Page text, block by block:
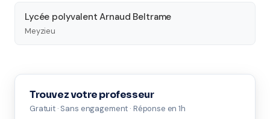
Lycée polyvalent Arnaud Beltrame
Meyzieu
Trouvez votre professeur
Gratuit · Sans engagement · Réponse en 1h